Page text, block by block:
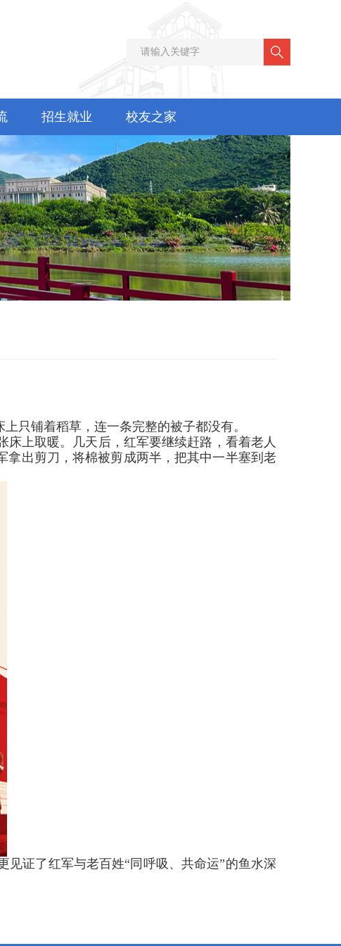
招生就业 校友之家
只铺着稻草，连一条完整的被子都没有。
上取暖。几天后，红军要继续赶路，看着老人
出剪刀，将棉被剪成两半，把其中一半塞到老
证了红军与老百姓“同呼吸、共命运”的鱼水深